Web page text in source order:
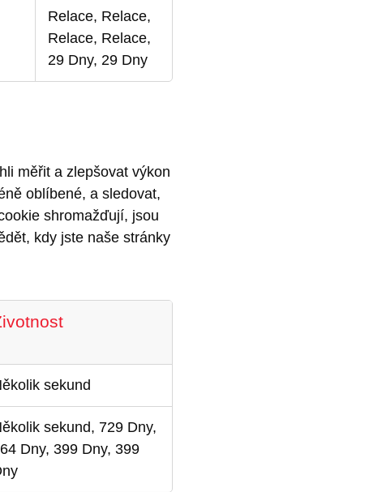
Relace, Relace,
Relace, Relace,
29 Dny, 29 Dny
měřit a zlepšovat výkon
oblíbené, a sledovat,
shromažďují, jsou
kdy jste naše stránky
sekund
sekund, 729 Dny,
Dny, 399 Dny, 399